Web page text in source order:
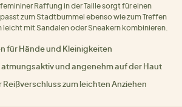
Raffung in der Taille sorgt für einen
zum Stadtbummel ebenso wie zum Treffen
leicht mit Sandalen oder Sneakern kombinieren.
für Hände und Kleinigkeiten
atmungsaktiv und angenehm auf der Haut
zum leichten Anziehen